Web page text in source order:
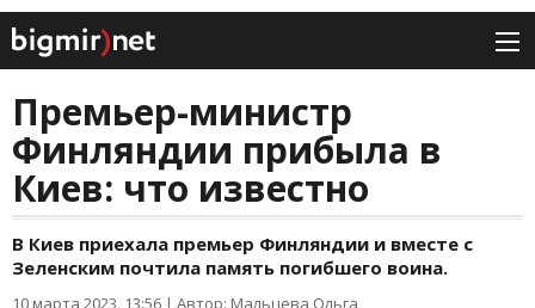
Премьер-министр
Финляндии прибыла в
Киев: что известно
В Киев приехала премьер Финляндии и вместе с
Зеленским почтила память погибшего воина.